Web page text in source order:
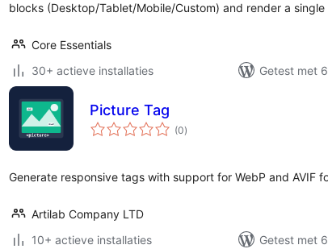
blocks (Desktop/Tablet/Mobile/Custom) and render a
Core Essentials
30+ actieve installaties
Getest met
Picture Tag
(0totaal
waarderingen
)
Generate responsive tags with support for WebP and AVIF
Artilab Company LTD
10+ actieve installaties
Getest met